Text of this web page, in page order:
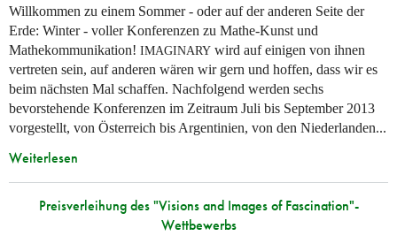
Willkommen zu einem Sommer - oder auf der anderen Seite der
Erde: Winter - voller Konferenzen zu Mathe-Kunst und
Mathekommunikation! IMAGINARY wird auf einigen von ihnen
vertreten sein, auf anderen wären wir gern und hoffen, dass wir es
beim nächsten Mal schaffen. Nachfolgend werden sechs
bevorstehende Konferenzen im Zeitraum Juli bis September 2013
vorgestellt, von Österreich bis Argentinien, von den Niederlanden...
Weiterlesen
Preisverleihung des "Visions and Images of Fascination"-
Wettbewerbs